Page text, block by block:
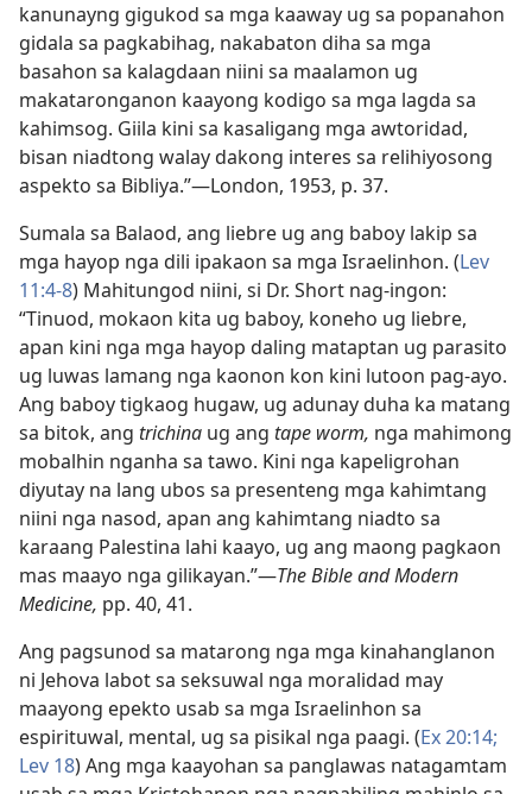
kanunayng gigukod sa mga kaaway ug sa popanahon
gidala sa pagkabihag, nakabaton diha sa mga
basahon sa kalagdaan niini sa maalamon ug
makataronganon kaayong kodigo sa mga lagda sa
kahimsog. Giila kini sa kasaligang mga awtoridad,
bisan niadtong walay dakong interes sa relihiyosong
aspekto sa Bibliya.”​—London, 1953, p. 37.
Sumala sa Balaod, ang liebre ug ang baboy lakip sa
mga hayop nga dili ipakaon sa mga Israelinhon. (Lev
11:4-8) Mahitungod niini, si Dr. Short nag-ingon:
“Tinuod, mokaon kita ug baboy, koneho ug liebre,
apan kini nga mga hayop daling mataptan ug parasito
ug luwas lamang nga kaonon kon kini lutoon pag-ayo.
Ang baboy tigkaog hugaw, ug adunay duha ka matang
sa bitok, ang trichina ug ang tape worm, nga mahimong
mobalhin nganha sa tawo. Kini nga kapeligrohan
diyutay na lang ubos sa presenteng mga kahimtang
niini nga nasod, apan ang kahimtang niadto sa
karaang Palestina lahi kaayo, ug ang maong pagkaon
mas maayo nga gilikayan.”​—The Bible and Modern
Medicine, pp. 40, 41.
Ang pagsunod sa matarong nga mga kinahanglanon
ni Jehova labot sa seksuwal nga moralidad may
maayong epekto usab sa mga Israelinhon sa
espirituwal, mental, ug sa pisikal nga paagi. (Ex 20:14;
Lev 18) Ang mga kaayohan sa panglawas natagamtam